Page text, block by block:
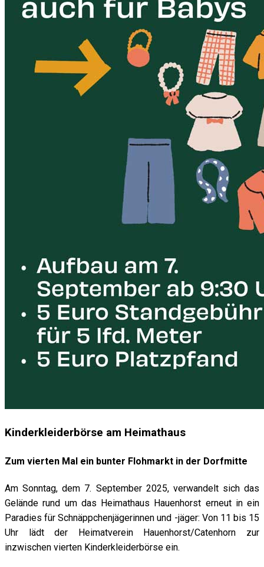
Kinderkleiderbörse am Heimathaus
Zum vierten Mal ein bunter Flohmarkt in der Dorfmitte
Am Sonntag, dem 7. September 2025, verwandelt sich das
Gelände rund um das Heimathaus Hauenhorst erneut in ein
Paradies für Schnäppchenjägerinnen und -jäger: Von 11 bis 15
Uhr lädt der Heimatverein Hauenhorst/Catenhorn zur
inzwischen vierten Kinderkleiderbörse ein.